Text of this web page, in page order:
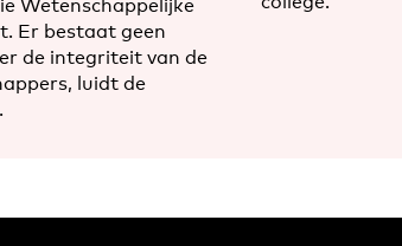
Wetenschappelijke
Er bestaat geen
de integriteit van de
luidt de